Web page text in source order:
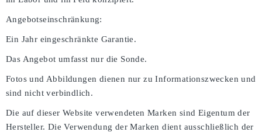
Angebotseinschränkung:
Ein Jahr eingeschränkte Garantie.
Das Angebot umfasst nur die Sonde.
Fotos und Abbildungen dienen nur zu Informationszwecken und
sind nicht verbindlich.
Die auf dieser Website verwendeten Marken sind Eigentum der
Hersteller. Die Verwendung der Marken dient ausschließlich der